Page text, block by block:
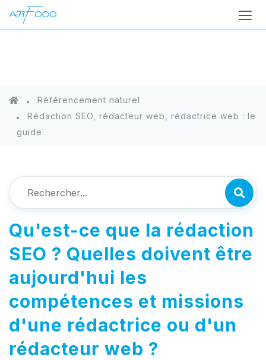
Référencement naturel
Rédaction SEO, rédacteur web, rédactrice web : le
guide
Qu'est-ce que la rédaction
SEO ? Quelles doivent être
aujourd'hui les
compétences et missions
d'une rédactrice ou d'un
rédacteur web ?